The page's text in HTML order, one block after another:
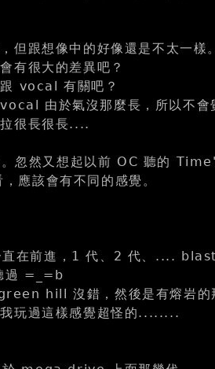
但跟想像中的好像還是不太一樣。
有很大的差異吧？
vocal 有關吧？
由於氣沒那麼長，所以不會
很長很長....
。忽然又想起以前 OC 聽的
應該會有不同的感覺。
直在前進，1 代、2 代、....
過 =_=b
hill 沒錯，然後是有熔岩的
玩過這樣感覺超怪的........